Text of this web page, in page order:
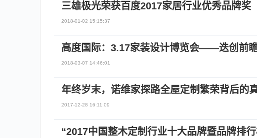
三雄极光荣获百度2017家居行业优秀品牌奖
2018-01-02 15:15:37
高度国际：3.17家装设计博览会——迭创前
2018-03-07 14:46:01
年终岁末，诺维家探路全屋定制繁荣背后的
2017-12-28 16:11:09
“2017中国整木定制行业十大品牌暨品牌排